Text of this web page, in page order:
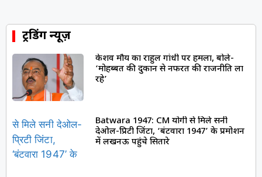
ट्रेंडिंग न्यूज़
केशव मौर्य का राहुल गांधी पर हमला, बोले-
‘मोहब्बत की दुकान से नफरत की राजनीति ला
रहे’
Batwara 1947: CM योगी से मिले सनी
देओल-प्रिटी जिंटा, ‘बंटवारा 1947’ के प्रमोशन
में लखनऊ पहुंचे सितारे